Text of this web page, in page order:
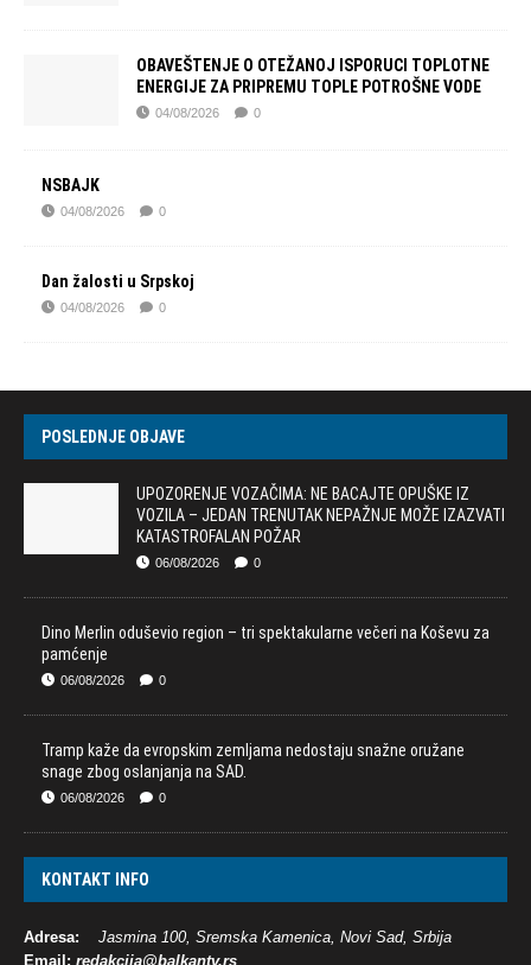
OBAVEŠTENJE O OTEŽANOJ ISPORUCI TOPLOTNE
ENERGIJE ZA PRIPREMU TOPLE POTROŠNE VODE
04/08/2026 0
NSBAJK
04/08/2026 0
Dan žalosti u Srpskoj
04/08/2026 0
POSLEDNJE OBJAVE
UPOZORENJE VOZAČIMA: NE BACAJTE OPUŠKE IZ
VOZILA – JEDAN TRENUTAK NEPAŽNJE MOŽE IZAZVATI
KATASTROFALAN POŽAR
06/08/2026 0
Dino Merlin oduševio region – tri spektakularne večeri na Koševu za
pamćenje
06/08/2026 0
Tramp kaže da evropskim zemljama nedostaju snažne oružane
snage zbog oslanjanja na SAD.
06/08/2026 0
KONTAKT INFO
Adresa:
Jasmina 100, Sremska Kamenica, Novi Sad, Srbija
Email: redakcija@balkantv.rs